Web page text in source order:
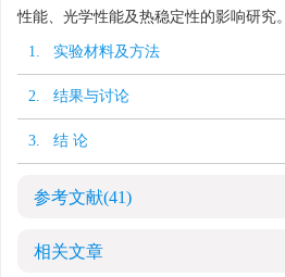
性能、光学性能及热稳定性的影响研究。
1. 实验材料及方法
2. 结果与讨论
3. 结 论
参考文献(41)
相关文章